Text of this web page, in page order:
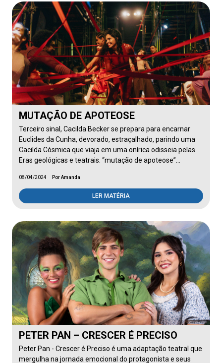
MUTAÇÃO DE APOTEOSE
Terceiro sinal, CaciIda Becker se prepara para encarnar
Euclides da Cunha, devorado, estraçalhado, parindo uma
Cacilda Cósmica que viaja em uma onírica odisseia pelas
Eras geológicas e teatrais. “mutação de apoteose”…
08/04/2024 Por Amanda
LER MATÉRIA
PETER PAN – CRESCER É PRECISO
Peter Pan - Crescer é Preciso é uma adaptação teatral que
mergulha na jornada emocional do protagonista e seus